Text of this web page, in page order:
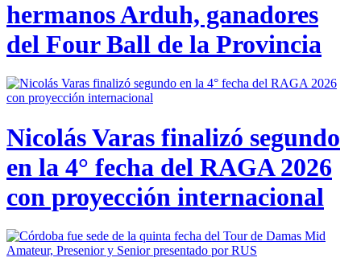
hermanos Arduh, ganadores
del Four Ball de la Provincia
Nicolás Varas finalizó segundo
en la 4° fecha del RAGA 2026
con proyección internacional